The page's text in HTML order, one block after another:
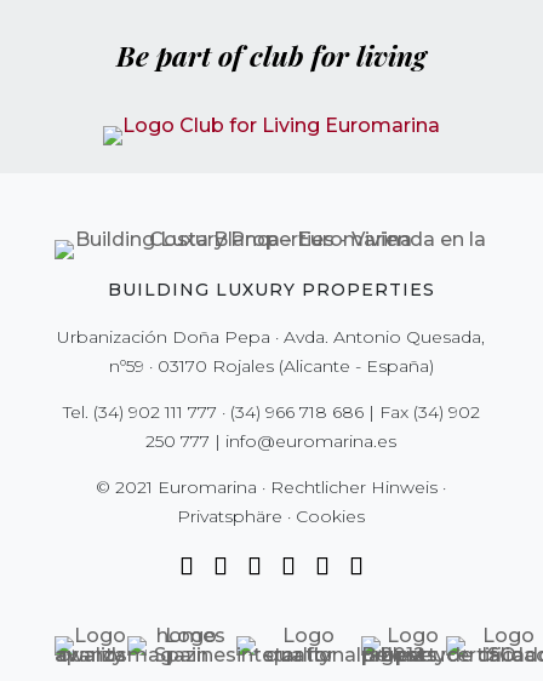
Be part of club for living
BUILDING LUXURY PROPERTIES
Urbanización Doña Pepa · Avda. Antonio Quesada,
nº59 · 03170 Rojales (Alicante - España)
Tel. (34) 902 111 777 · (34) 966 718 686| Fax (34) 902
250 777 | info@euromarina.es
© 2021 Euromarina · Rechtlicher Hinweis ·
Privatsphäre · Cookies